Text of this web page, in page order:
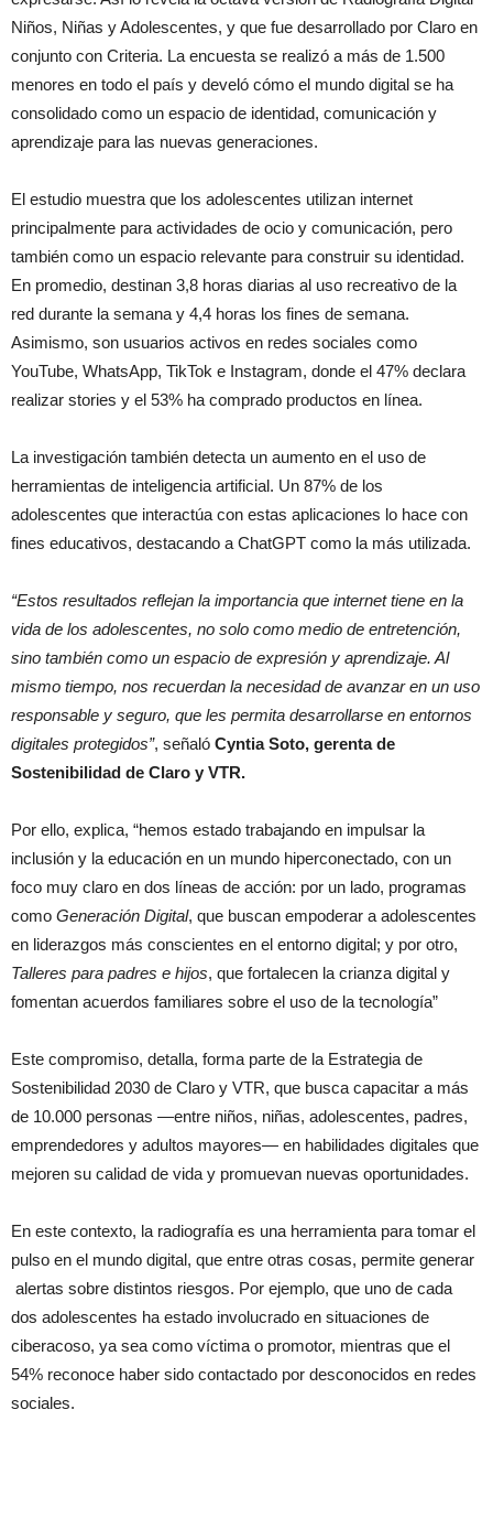
Niños, Niñas y Adolescentes, y que fue desarrollado por Claro en
conjunto con Criteria. La encuesta se realizó a más de 1.500
menores en todo el país y develó cómo el mundo digital se ha
consolidado como un espacio de identidad, comunicación y
aprendizaje para las nuevas generaciones.
El estudio muestra que los adolescentes utilizan internet
principalmente para actividades de ocio y comunicación, pero
también como un espacio relevante para construir su identidad.
En promedio, destinan 3,8 horas diarias al uso recreativo de la
red durante la semana y 4,4 horas los fines de semana.
Asimismo, son usuarios activos en redes sociales como
YouTube, WhatsApp, TikTok e Instagram, donde el 47% declara
realizar stories y el 53% ha comprado productos en línea.
La investigación también detecta un aumento en el uso de
herramientas de inteligencia artificial. Un 87% de los
adolescentes que interactúa con estas aplicaciones lo hace con
fines educativos, destacando a ChatGPT como la más utilizada.
“Estos resultados reflejan la importancia que internet tiene en la
vida de los adolescentes, no solo como medio de entretención,
sino también como un espacio de expresión y aprendizaje. Al
mismo tiempo, nos recuerdan la necesidad de avanzar en un uso
responsable y seguro, que les permita desarrollarse en entornos
digitales protegidos”, señaló Cyntia Soto, gerenta de
Sostenibilidad de Claro y VTR.
Por ello, explica, “hemos estado trabajando en impulsar la
inclusión y la educación en un mundo hiperconectado, con un
foco muy claro en dos líneas de acción: por un lado, programas
como Generación Digital, que buscan empoderar a adolescentes
en liderazgos más conscientes en el entorno digital; y por otro,
Talleres para padres e hijos, que fortalecen la crianza digital y
fomentan acuerdos familiares sobre el uso de la tecnología”
Este compromiso, detalla, forma parte de la Estrategia de
Sostenibilidad 2030 de Claro y VTR, que busca capacitar a más
de 10.000 personas —entre niños, niñas, adolescentes, padres,
emprendedores y adultos mayores— en habilidades digitales que
mejoren su calidad de vida y promuevan nuevas oportunidades.
En este contexto, la radiografía es una herramienta para tomar el
pulso en el mundo digital, que entre otras cosas, permite generar
alertas sobre distintos riesgos. Por ejemplo, que uno de cada
dos adolescentes ha estado involucrado en situaciones de
ciberacoso, ya sea como víctima o promotor, mientras que el
54% reconoce haber sido contactado por desconocidos en redes
sociales.